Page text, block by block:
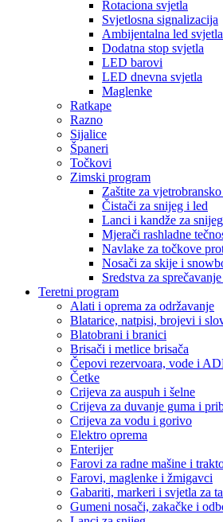
Rotaciona svjetla
Svjetlosna signalizacija
Ambijentalna led svjetla
Dodatna stop svjetla
LED barovi
LED dnevna svjetla
Maglenke
Ratkape
Razno
Sijalice
Španeri
Točkovi
Zimski program
Zaštite za
Čistači za snijeg i led
Lanci i kandže za snijeg
Mjerači rashladne
Navlake za točkove
Nosači za skije i
Sredstva za
Teretni program
Alati i oprema za održavanje
Blatarice, natpisi, brojevi i
Blatobrani i branici
Brisači i metlice brisača
Čepovi rezervoara, vode i
Četke
Crijeva za auspuh i šelne
Crijeva za duvanje guma i
Crijeva za vodu i gorivo
Elektro oprema
Enterijer
Farovi za radne mašine i
Farovi, maglenke i žmigavci
Gabariti, markeri i svjetla za
Gumeni nosači, zakačke i